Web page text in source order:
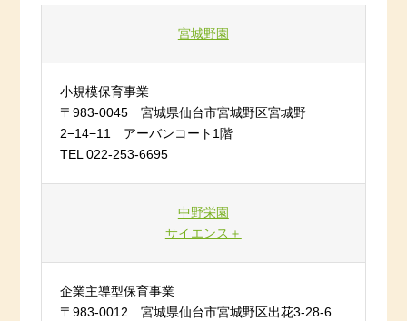
宮城野園
小規模保育事業
〒983-0045 宮城県仙台市宮城野区宮城野
2−14−11 アーバンコート1階
TEL 022-253-6695
中野栄園
サイエンス＋
企業主導型保育事業
〒983-0012 宮城県仙台市宮城野区出花3-28-6